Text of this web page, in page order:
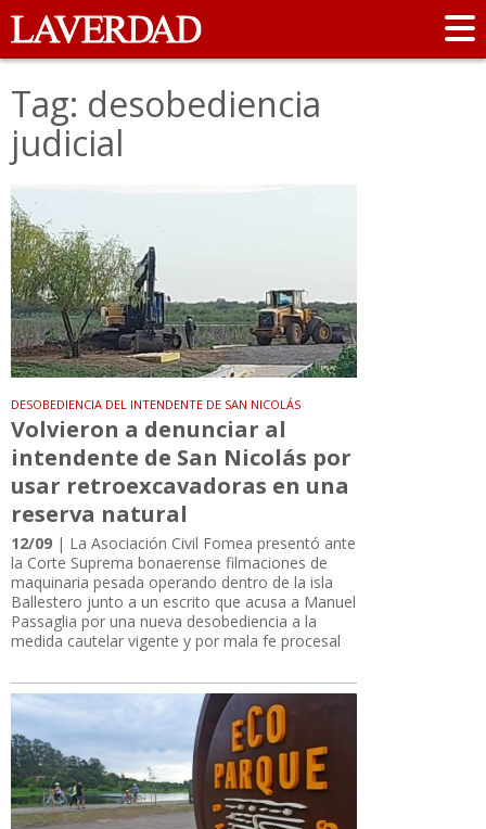
Tag: desobediencia
judicial
DESOBEDIENCIA DEL INTENDENTE DE SAN NICOLÁS
Volvieron a denunciar al
intendente de San Nicolás por
usar retroexcavadoras en una
reserva natural
12/09 | La Asociación Civil Fomea presentó ante
la Corte Suprema bonaerense filmaciones de
maquinaria pesada operando dentro de la isla
Ballestero junto a un escrito que acusa a Manuel
Passaglia por una nueva desobediencia a la
medida cautelar vigente y por mala fe procesal